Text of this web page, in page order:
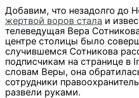
Добавим, что незадолго до
жертвой воров стала и
телеведущая Вера
центре столицы было
случившемся Сотникова
подписчикам на странице в
словам Веры, она
сотрудники
развели руками.